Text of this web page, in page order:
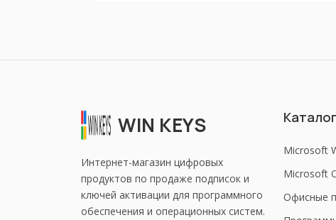
WIN KEYS
Интернет-магазин цифровых
продуктов по продаже подписок и
ключей активации для программного
обеспечения и операционных систем.
Microsoft
Microsoft
Офисные